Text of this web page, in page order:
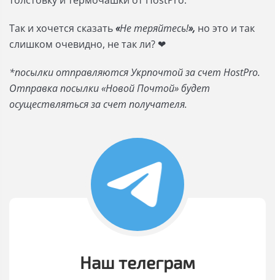
Так и хочется сказать«Не теряйтесь!», но это и так
слишком очевидно, не так ли? ❤
*посылки отправляются Укрпочтой за счет HostPro.
Отправка посылки «Новой Почтой» будет
осуществляться за счет получателя.
Наш телеграм